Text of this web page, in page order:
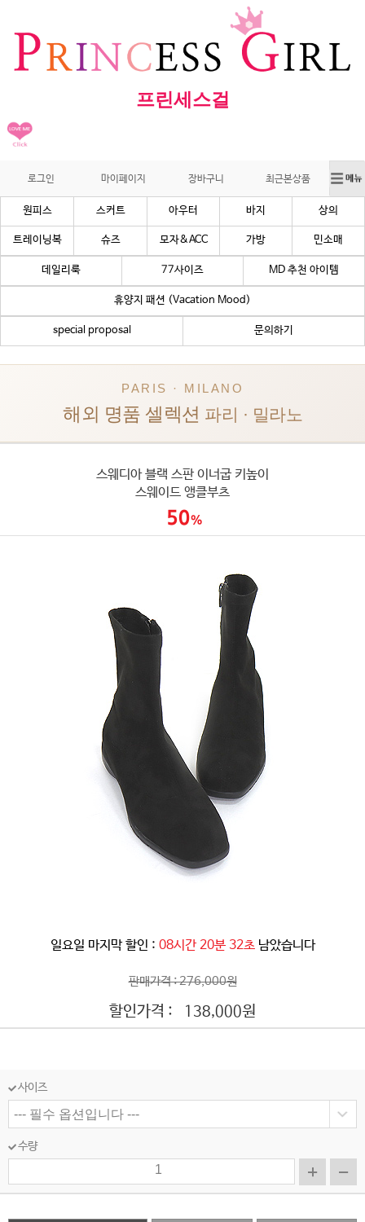
프린세스걸
로그인 마이페이지 장바구니 최근본상품
원피스 스커트 아우터 바지 상의
트레이닝복 슈즈 모자&ACC 가방 민소매
데일리룩 77사이즈 MD 추천 아이템
휴양지 패션 (Vacation Mood)
special proposal 문의하기
PARIS · MILANO
해외 명품 셀렉션 파리 · 밀라노
스웨디아 블랙 스판 이너굽 키높이
스웨이드 앵클부츠
일요일 마지막 할인 : 08시간 20분 31초 남았습니다
판매가격 : 276,000원
할인가격 : 138,000원
사이즈
수량